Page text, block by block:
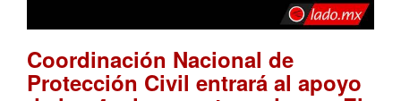
Coordinación Nacional de
Protección Civil entrará al apoyo